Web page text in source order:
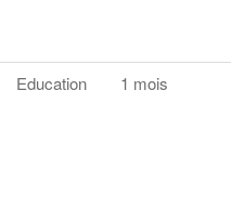
Education 1 mois